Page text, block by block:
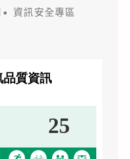
資訊安全專區